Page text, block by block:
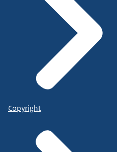
Copyright